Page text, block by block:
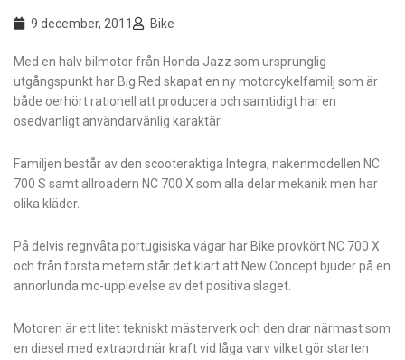
9 december, 2011 Bike
Med en halv bilmotor från Honda Jazz som ursprunglig
utgångspunkt har Big Red skapat en ny motorcykelfamilj som är
både oerhört rationell att producera och samtidigt har en
osedvanligt användarvänlig karaktär.
Familjen består av den scooteraktiga Integra, nakenmodellen NC
700 S samt allroadern NC 700 X som alla delar mekanik men har
olika kläder.
På delvis regnvåta portugisiska vägar har Bike provkört NC 700 X
och från första metern står det klart att New Concept bjuder på en
annorlunda mc-upplevelse av det positiva slaget.
Motoren är ett litet tekniskt mästerverk och den drar närmast som
en diesel med extraordinär kraft vid låga varv vilket gör starten